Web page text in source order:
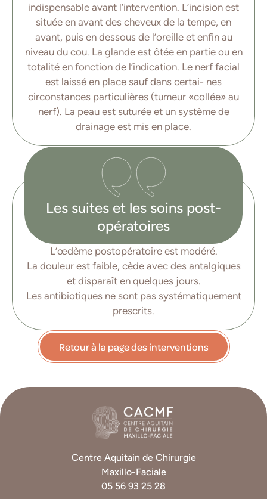
indispensable avant l’intervention. L’incision est
située en avant des cheveux de la tempe, en
avant, puis en dessous de l’oreille et enfin au
niveau du cou. La glande est ôtée en partie ou en
totalité en fonction de l’indication. Le nerf facial
est laissé en place sauf dans certai- nes
circonstances particulières (tumeur «collée» au
nerf). La peau est suturée et un système de
drainage est mis en place.
Les suites et les soins post-
opératoires
L’œdème postopératoire est modéré.
La douleur est faible, cède avec des antalgiques
et disparaît en quelques jours.
Les antibiotiques ne sont pas systématiquement
prescrits.
Retour à la page des interventions
Centre Aquitain de Chirurgie
Maxillo-Faciale
05 56 93 25 28